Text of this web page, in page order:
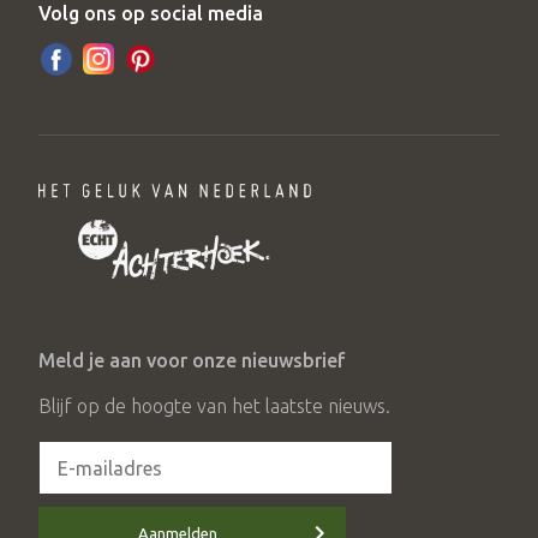
Volg ons op social media
Meld je aan voor onze nieuwsbrief
Blijf op de hoogte van het laatste nieuws.
Aanmelden